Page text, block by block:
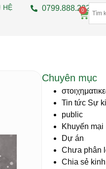
HỆ 0799.888.222
0
Chuyên mục
Tin tức Sự
public
Khuyến mại
Dự án
Chưa phân
Chia sẻ